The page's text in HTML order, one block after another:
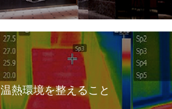
温熱環境を整えること